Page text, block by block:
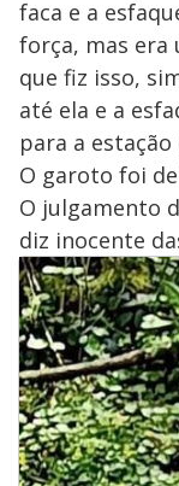
faca e a
força, mas era
que fiz isso,
até ela e a
para a
O garoto foi
O julgamento
diz inocente